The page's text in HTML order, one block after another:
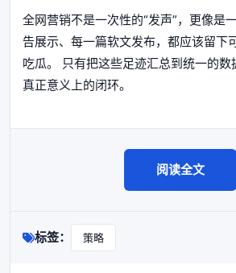
全网营销不是一次性的“发声”，更像是
告展示、每一篇软文发布，都应该留下
吃瓜。 只有把这些足迹汇总到统一的
真正意义上的闭环。
阅读全文
标签： 策略